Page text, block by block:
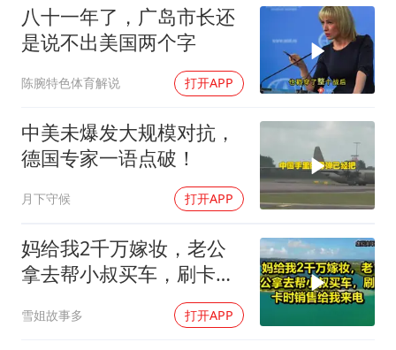
《龙餐馆》 冲奖
构建更高水平的全民健身公共服务体系
八十一年了，广岛市长还
是说不出美国两个字
陈腕特色体育解说 打开APP
中美未爆发大规模对抗，
德国专家一语点破！
月下守候 打开APP
妈给我2千万嫁妆，老公
拿去帮小叔买车，刷卡时
雪姐故事多 打开APP